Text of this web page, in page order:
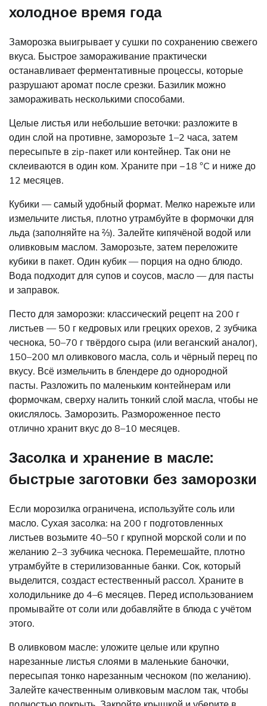
холодное время года
Заморозка выигрывает у сушки по сохранению свежего
вкуса. Быстрое замораживание практически
останавливает ферментативные процессы, которые
разрушают аромат после срезки. Базилик можно
замораживать несколькими способами.
Целые листья или небольшие веточки: разложите в
один слой на противне, заморозьте 1–2 часа, затем
пересыпьте в zip-пакет или контейнер. Так они не
склеиваются в один ком. Храните при −18 °C и ниже до
12 месяцев.
Кубики — самый удобный формат. Мелко нарежьте или
измельчите листья, плотно утрамбуйте в формочки для
льда (заполняйте на ⅔). Залейте кипячёной водой или
оливковым маслом. Заморозьте, затем переложите
кубики в пакет. Один кубик — порция на одно блюдо.
Вода подходит для супов и соусов, масло — для пасты
и заправок.
Песто для заморозки: классический рецепт на 200 г
листьев — 50 г кедровых или грецких орехов, 2 зубчика
чеснока, 50–70 г твёрдого сыра (или веганский аналог),
150–200 мл оливкового масла, соль и чёрный перец по
вкусу. Всё измельчить в блендере до однородной
пасты. Разложить по маленьким контейнерам или
формочкам, сверху налить тонкий слой масла, чтобы не
окислялось. Заморозить. Размороженное песто
отлично хранит вкус до 8–10 месяцев.
Засолка и хранение в масле:
быстрые заготовки без заморозки
Если морозилка ограничена, используйте соль или
масло. Сухая засолка: на 200 г подготовленных
листьев возьмите 40–50 г крупной морской соли и по
желанию 2–3 зубчика чеснока. Перемешайте, плотно
утрамбуйте в стерилизованные банки. Сок, который
выделится, создаст естественный рассол. Храните в
холодильнике до 4–6 месяцев. Перед использованием
промывайте от соли или добавляйте в блюда с учётом
этого.
В оливковом масле: уложите целые или крупно
нарезанные листья слоями в маленькие баночки,
пересыпая тонко нарезанным чесноком (по желанию).
Залейте качественным оливковым маслом так, чтобы